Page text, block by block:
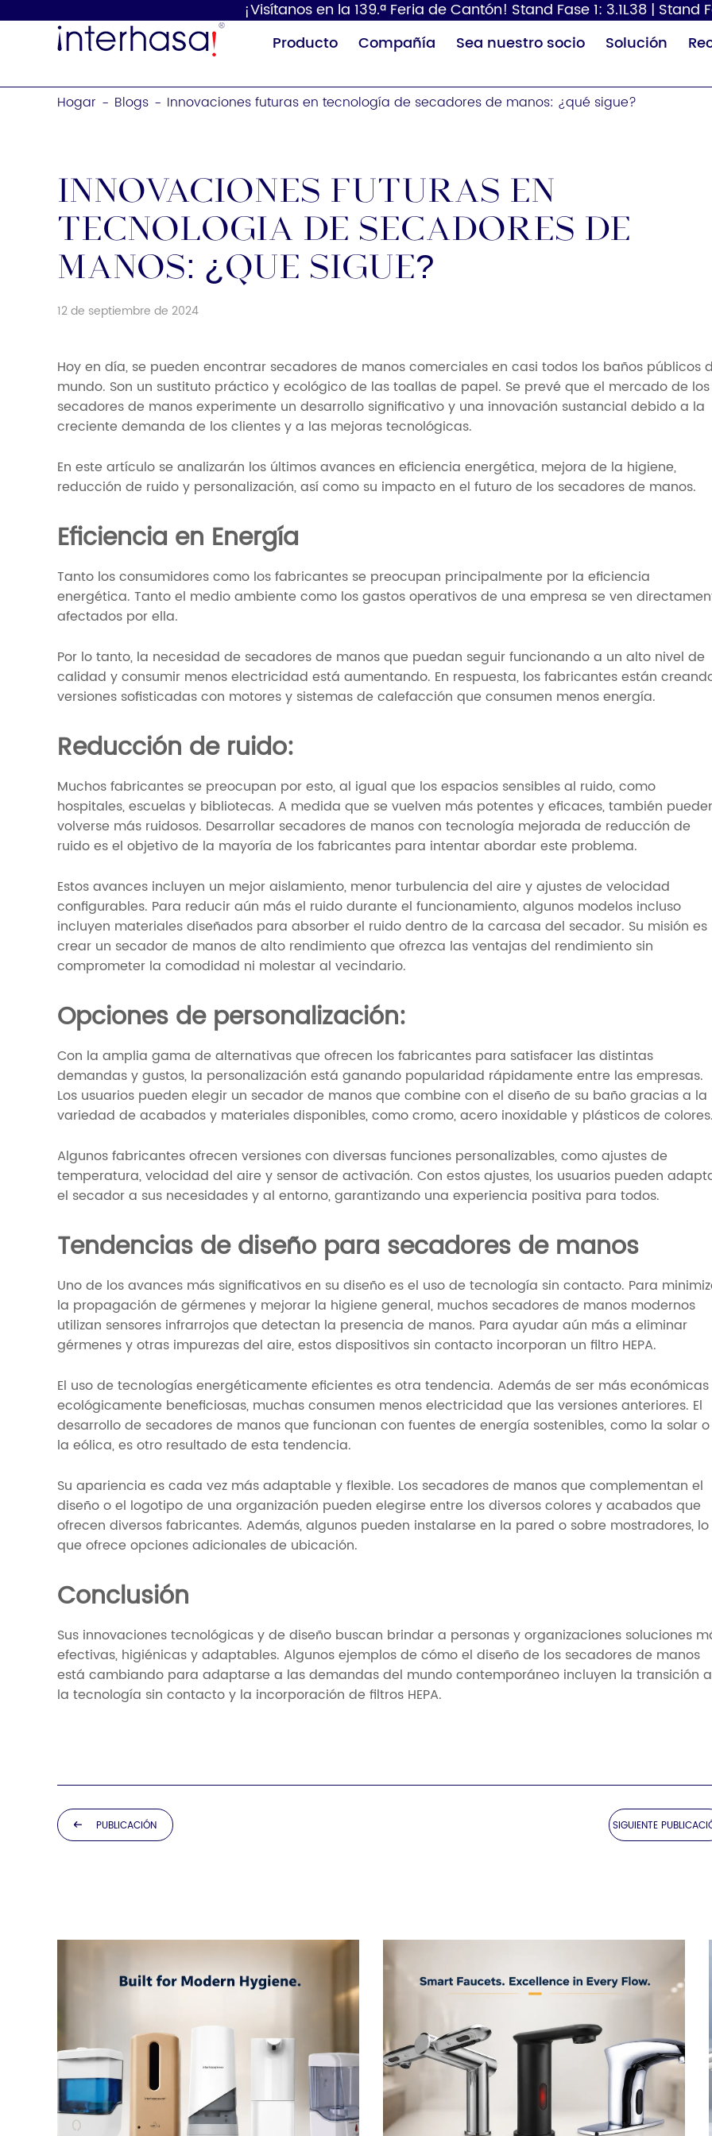
¡Visítanos en la 139.ª Feria de Cantón! Stand Fase 1: 3.1L38 | Stand
Producto
Secador de
manos
Dispensador de
jabón
Dispensador de
papel
Secador de pelo
Barandilla de
seguridad
Catalogar
Compañía Sea nuestro socio Solución
Hogar - Blogs - Innovaciones futuras en tecnología de secadores de manos: ¿qué sigue?
Innovaciones futuras en
tecnología de secadores de
manos: ¿qué sigue?
12 de septiembre de 2024
Hoy en día, se pueden encontrar secadores de manos comerciales en casi todos los baños públicos
mundo. Son un sustituto práctico y ecológico de las toallas de papel. Se prevé que el mercado de los
secadores de manos experimente un desarrollo significativo y una innovación sustancial debido a la
creciente demanda de los clientes y a las mejoras tecnológicas.
En este artículo se analizarán los últimos avances en eficiencia energética, mejora de la higiene,
reducción de ruido y personalización, así como su impacto en el futuro de los secadores de manos.
Eficiencia en Energía
Tanto los consumidores como los fabricantes se preocupan principalmente por la eficiencia
energética. Tanto el medio ambiente como los gastos operativos de una empresa se ven
afectados por ella.
Por lo tanto, la necesidad de secadores de manos que puedan seguir funcionando a un alto nivel de
calidad y consumir menos electricidad está aumentando. En respuesta, los fabricantes están
versiones sofisticadas con motores y sistemas de calefacción que consumen menos energía.
Reducción de ruido:
Muchos fabricantes se preocupan por esto, al igual que los espacios sensibles al ruido, como
hospitales, escuelas y bibliotecas. A medida que se vuelven más potentes y eficaces, también
volverse más ruidosos. Desarrollar secadores de manos con tecnología mejorada de reducción de
ruido es el objetivo de la mayoría de los fabricantes para intentar abordar este problema.
Estos avances incluyen un mejor aislamiento, menor turbulencia del aire y ajustes de velocidad
configurables. Para reducir aún más el ruido durante el funcionamiento, algunos modelos incluso
incluyen materiales diseñados para absorber el ruido dentro de la carcasa del secador. Su misión es
crear un secador de manos de alto rendimiento que ofrezca las ventajas del rendimiento sin
comprometer la comodidad ni molestar al vecindario.
Opciones de personalización:
Con la amplia gama de alternativas que ofrecen los fabricantes para satisfacer las distintas
demandas y gustos, la personalización está ganando popularidad rápidamente entre las empresas.
Los usuarios pueden elegir un secador de manos que combine con el diseño de su baño gracias a la
variedad de acabados y materiales disponibles, como cromo, acero inoxidable y plásticos de
Algunos fabricantes ofrecen versiones con diversas funciones personalizables, como ajustes de
temperatura, velocidad del aire y sensor de activación. Con estos ajustes, los usuarios pueden
el secador a sus necesidades y al entorno, garantizando una experiencia positiva para todos.
Tendencias de diseño para secadores de manos
Uno de los avances más significativos en su diseño es el uso de tecnología sin contacto. Para
la propagación de gérmenes y mejorar la higiene general, muchos secadores de manos modernos
utilizan sensores infrarrojos que detectan la presencia de manos. Para ayudar aún más a eliminar
gérmenes y otras impurezas del aire, estos dispositivos sin contacto incorporan un filtro HEPA.
El uso de tecnologías energéticamente eficientes es otra tendencia. Además de ser más
ecológicamente beneficiosas, muchas consumen menos electricidad que las versiones anteriores. El
desarrollo de secadores de manos que funcionan con fuentes de energía sostenibles, como la solar o
la eólica, es otro resultado de esta tendencia.
Su apariencia es cada vez más adaptable y flexible. Los secadores de manos que complementan el
diseño o el logotipo de una organización pueden elegirse entre los diversos colores y acabados que
ofrecen diversos fabricantes. Además, algunos pueden instalarse en la pared o sobre mostradores, lo
que ofrece opciones adicionales de ubicación.
Conclusión
Sus innovaciones tecnológicas y de diseño buscan brindar a personas y organizaciones soluciones
efectivas, higiénicas y adaptables. Algunos ejemplos de cómo el diseño de los secadores de manos
está cambiando para adaptarse a las demandas del mundo contemporáneo incluyen la transición a
la tecnología sin contacto y la incorporación de filtros HEPA.
PUBLICACIÓN SIGUIENTE